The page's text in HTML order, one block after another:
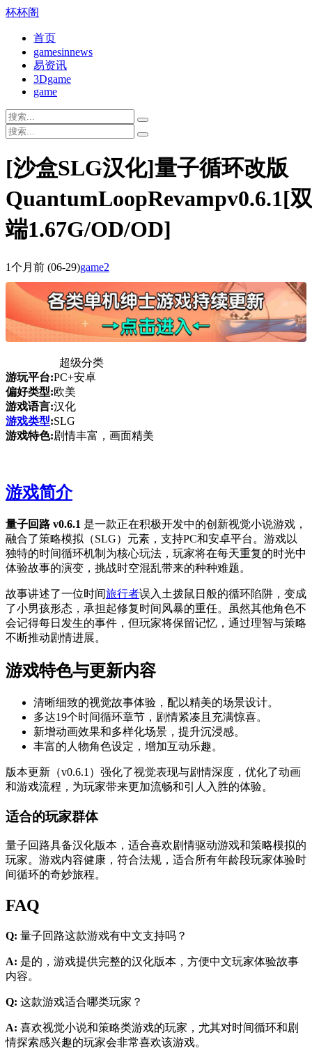
杯杯阁
首页
gamesinnews
易资讯
3Dgame
game
[沙盒SLG汉化]量子循环改版
QuantumLoopRevampv0.6.1[双
端1.67G/OD/OD]
1个月前 (06-29)game2
超级分类
游玩平台:PC+安卓
偏好类型:欧美
游戏语言:汉化
游戏类型:SLG
游戏特色:剧情丰富，画面精美
游戏简介
量子回路 v0.6.1 是一款正在积极开发中的创新视觉小说游戏，
融合了策略模拟（SLG）元素，支持PC和安卓平台。游戏以
独特的时间循环机制为核心玩法，玩家将在每天重复的时光中
体验故事的演变，挑战时空混乱带来的种种难题。
故事讲述了一位时间旅行者误入土拨鼠日般的循环陷阱，变成
了小男孩形态，承担起修复时间风暴的重任。虽然其他角色不
会记得每日发生的事件，但玩家将保留记忆，通过理智与策略
不断推动剧情进展。
游戏特色与更新内容
清晰细致的视觉故事体验，配以精美的场景设计。
多达19个时间循环章节，剧情紧凑且充满惊喜。
新增动画效果和多样化场景，提升沉浸感。
丰富的人物角色设定，增加互动乐趣。
版本更新（v0.6.1）强化了视觉表现与剧情深度，优化了动画
和游戏流程，为玩家带来更加流畅和引人入胜的体验。
适合的玩家群体
量子回路具备汉化版本，适合喜欢剧情驱动游戏和策略模拟的
玩家。游戏内容健康，符合法规，适合所有年龄段玩家体验时
间循环的奇妙旅程。
FAQ
Q: 量子回路这款游戏有中文支持吗？
A: 是的，游戏提供完整的汉化版本，方便中文玩家体验故事
内容。
Q: 这款游戏适合哪类玩家？
A: 喜欢视觉小说和策略类游戏的玩家，尤其对时间循环和剧
情探索感兴趣的玩家会非常喜欢该游戏。